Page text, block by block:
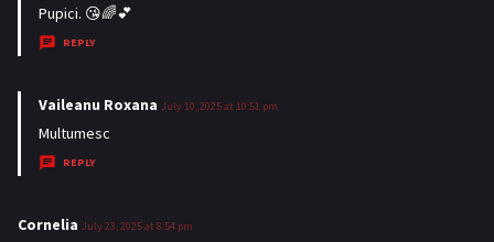
Pupici. 😘🌈💕
REPLY
Vaileanu Roxana sJuly 10, 2025 at 10:51 pm
Multumesc
REPLY
Cornelia sJuly 23, 2025 at 8:54 pm